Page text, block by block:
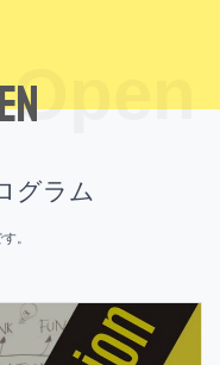
グラム
。